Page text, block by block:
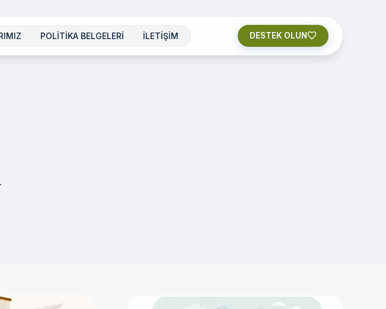
POLİTİKA BELGELERİ İLETİŞİM DESTEK OLUN